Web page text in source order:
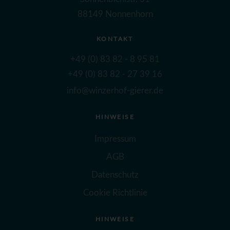
88149 Nonnenhorn
KONTAKT
+49 (0) 83 82 - 8 95 81
+49 (0) 83 82 - 27 39 16
info@winzerhof-gierer.de
HINWEISE
Impressum
AGB
Datenschutz
Cookie Richtlinie
HINWEISE